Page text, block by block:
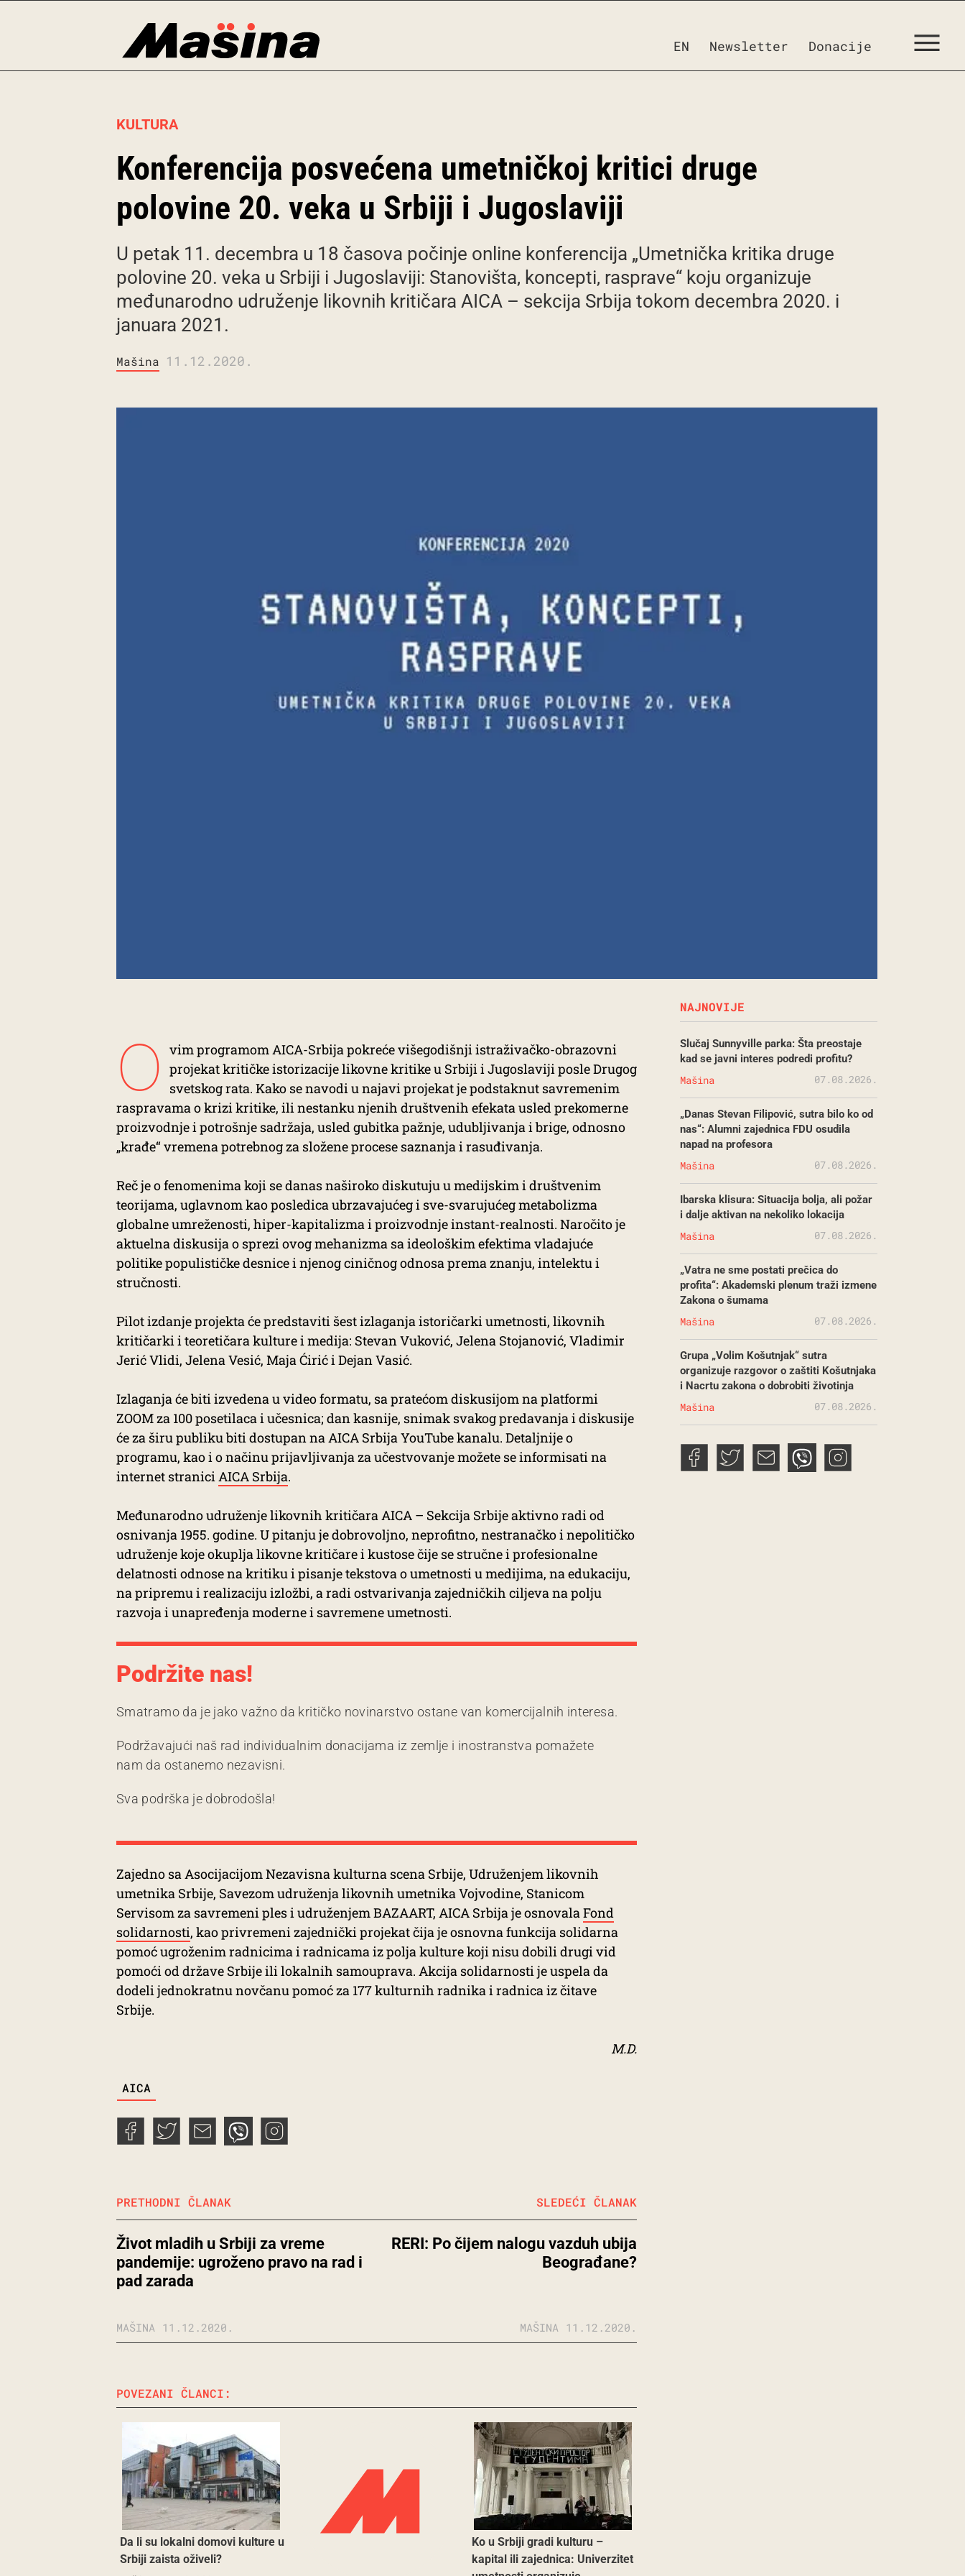
EN Newsletter Donacije
KULTURA
Konferencija posvećena umetničkoj kritici druge
polovine 20. veka u Srbiji i Jugoslaviji
U petak 11. decembra u 18 časova počinje online konferencija „Umetnička kritika druge
polovine 20. veka u Srbiji i Jugoslaviji: Stanovišta, koncepti, rasprave“ koju organizuje
međunarodno udruženje likovnih kritičara AICA – sekcija Srbija tokom decembra 2020. i
januara 2021.
Mašina 11.12.2020.
O vim programom AICA-Srbija pokreće višegodišnji istraživačko-obrazovni
projekat kritičke istorizacije likovne kritike u Srbiji i Jugoslaviji posle Drugog
svetskog rata. Kako se navodi u najavi projekat je podstaknut savremenim
raspravama o krizi kritike, ili nestanku njenih društvenih efekata usled prekomerne
proizvodnje i potrošnje sadržaja, usled gubitka pažnje, udubljivanja i brige, odnosno
„krađe“ vremena potrebnog za složene procese saznanja i rasuđivanja.
Reč je o fenomenima koji se danas naširoko diskutuju u medijskim i društvenim
teorijama, uglavnom kao posledica ubrzavajućeg i sve-svarujućeg metabolizma
globalne umreženosti, hiper-kapitalizma i proizvodnje instant-realnosti. Naročito je
aktuelna diskusija o sprezi ovog mehanizma sa ideološkim efektima vladajuće
politike populističke desnice i njenog ciničnog odnosa prema znanju, intelektu i
stručnosti.
Pilot izdanje projekta će predstaviti šest izlaganja istoričarki umetnosti, likovnih
kritičarki i teoretičara kulture i medija: Stevan Vuković, Jelena Stojanović, Vladimir
Jerić Vlidi, Jelena Vesić, Maja Ćirić i Dejan Vasić.
Izlaganja će biti izvedena u video formatu, sa pratećom diskusijom na platformi
ZOOM za 100 posetilaca i učesnica; dan kasnije, snimak svakog predavanja i diskusije
će za širu publiku biti dostupan na AICA Srbija YouTube kanalu. Detaljnije o
programu, kao i o načinu prijavljivanja za učestvovanje možete se informisati na
internet straniciAICA Srbija.
Međunarodno udruženje likovnih kritičara AICA – Sekcija Srbije aktivno radi od
osnivanja 1955. godine. U pitanju je dobrovoljno, neprofitno, nestranačko i nepolitičko
udruženje koje okuplja likovne kritičare i kustose čije se stručne i profesionalne
delatnosti odnose na kritiku i pisanje tekstova o umetnosti u medijima, na edukaciju,
na pripremu i realizaciju izložbi, a radi ostvarivanja zajedničkih ciljeva na polju
razvoja i unapređenja moderne i savremene umetnosti.
Podržite nas!
Smatramo da je jako važno da kritičko novinarstvo ostane van komercijalnih interesa.
Podržavajući naš rad individualnim donacijama iz zemlje i inostranstva pomažete
nam da ostanemo nezavisni.
Sva podrška je dobrodošla!
Zajedno sa Asocijacijom Nezavisna kulturna scena Srbije, Udruženjem likovnih
umetnika Srbije, Savezom udruženja likovnih umetnika Vojvodine, Stanicom
Servisom za savremeni ples i udruženjem BAZAART, AICA Srbija je osnovalaFond
solidarnosti, kao privremeni zajednički projekat čija je osnovna funkcija solidarna
pomoć ugroženim radnicima i radnicama iz polja kulture koji nisu dobili drugi vid
pomoći od države Srbije ili lokalnih samouprava. Akcija solidarnosti je uspela da
dodeli jednokratnu novčanu pomoć za 177 kulturnih radnika i radnica iz čitave
Srbije.
M.D.
AICA
PRETHODNI ČLANAK
Život mladih u Srbiji za vreme
pandemije: ugroženo pravo na rad i
pad zarada
MAŠINA 11.12.2020.
RERI: Po čijem nalogu vazduh ubija
Beograđane?
SLEDEĆI ČLANAK
MAŠINA 11.12.2020.
POVEZANI ČLANCI:
Da li su lokalni domovi kulture u
Srbiji zaista oživeli?
Ko u Srbiji gradi kulturu –
kapital ili zajednica: Univerzitet
NAJNOVIJE
Slučaj Sunnyville parka: Šta preostaje
kad se javni interes podredi profitu?
Mašina 07.08.2026.
„Danas Stevan Filipović, sutra bilo ko od
nas“: Alumni zajednica FDU osudila
napad na profesora
Mašina 07.08.2026.
Ibarska klisura: Situacija bolja, ali požar
i dalje aktivan na nekoliko lokacija
Mašina 07.08.2026.
„Vatra ne sme postati prečica do
profita“: Akademski plenum traži izmene
Zakona o šumama
Mašina 07.08.2026.
Grupa „Volim Košutnjak“ sutra
organizuje razgovor o zaštiti Košutnjaka
i Nacrtu zakona o dobrobiti životinja
Mašina 07.08.2026.